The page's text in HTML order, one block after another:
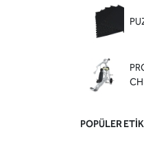
POPÜLER